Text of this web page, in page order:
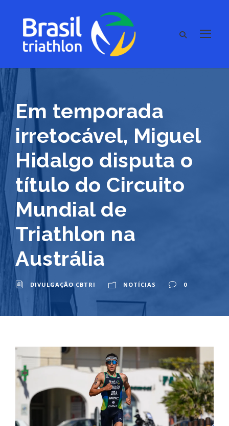
Em temporada
irretocável, Miguel
Hidalgo disputa o
título do Circuito
Mundial de
Triathlon na
Austrália
DIVULGAÇÃO CBTRI NOTÍCIAS 0